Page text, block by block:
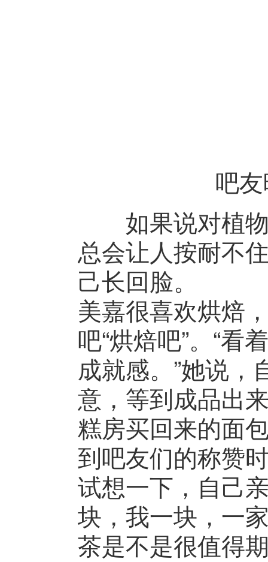
吧
如果说对植物
总会让人按耐不
己长回脸。
美嘉很喜欢烘焙
吧“烘焙吧”。“看
成就感。”她说
意，等到成品出
糕房买回来的面
到吧友们的称赞
试想一下，自己
块，我一块，一
茶是不是很值得